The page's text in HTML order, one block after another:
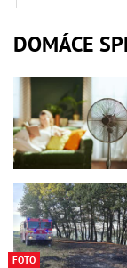
DOMÁCE
FOTO